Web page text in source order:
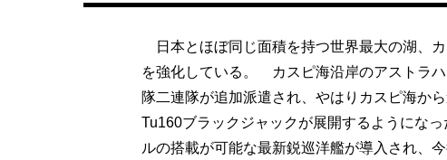
日本とほぼ同じ面積を持つ世界最大の湖、
を強化している。 カスピ海沿岸のアストラ
隊二連隊が追加派遣され、やはりカスピ海か
Tu160ブラックジャックが展開するようにな
ルの搭載が可能な最新鋭巡洋艦が導入され、